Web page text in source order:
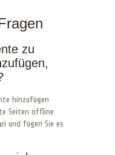
zu
hinzufügen
Seiten offline
und fügen Sie es